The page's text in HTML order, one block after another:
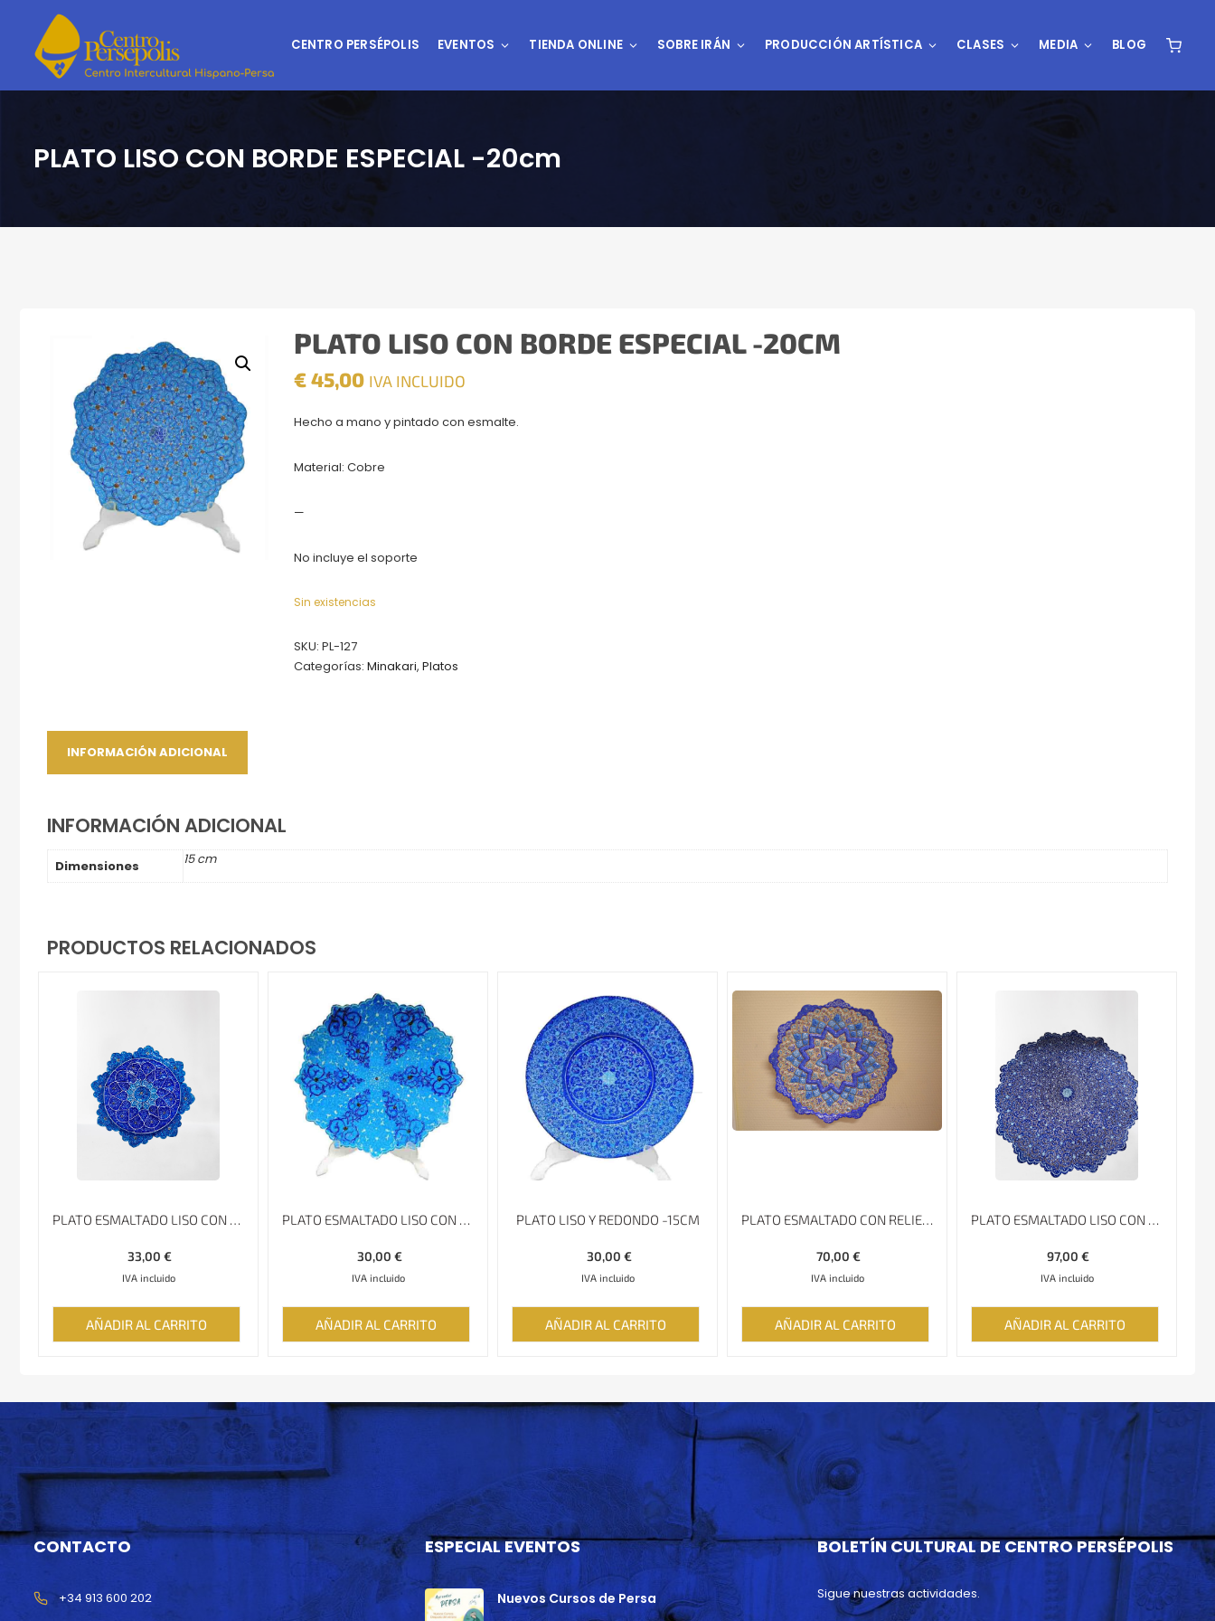
CENTRO PERSÉPOLIS EVENTOS TIENDA ONLINE SOBRE IRÁN PRODUCCIÓN ARTÍSTICA CLASES MEDIA BLOG
PLATO LISO CON BORDE ESPECIAL -20cm
PLATO LISO CON BORDE ESPECIAL -20CM
€45,00 IVA INCLUIDO
Hecho a mano y pintado con esmalte.
Material: Cobre
—
No incluye el soporte
Sin existencias
SKU: PL-127
Categorías: Minakari, Platos
INFORMACIÓN ADICIONAL
INFORMACIÓN ADICIONAL
Dimensiones 15 cm
PRODUCTOS RELACIONADOS
PLATO ESMALTADO LISO CON BORDE ESPECIAL MINAKARI, 16 CM
€
33,00
IVA incluido
AÑADIR AL CARRITO
PLATO ESMALTADO LISO CON BORDE ESPECIAL MINAKARI, 18 CM
€
30,00
IVA incluido
AÑADIR AL CARRITO
PLATO LISO Y REDONDO -15CM
€
30,00
IVA incluido
AÑADIR AL CARRITO
PLATO ESMALTADO CON RELIEVE Y BORDE ESPECIAL MINAKARI
€
70,00
IVA incluido
AÑADIR AL CARRITO
PLATO ESMALTADO LISO CON BORDE ESPECIAL MINAKARI, 29 CM
€
97,00
IVA incluido
AÑADIR AL CARRITO
CONTACTO
+34 913 600 202
ESPECIAL EVENTOS
Nuevos Cursos de Persa
BOLETÍN CULTURAL DE CENTRO PERSÉPOLIS
Sigue nuestras actividades.